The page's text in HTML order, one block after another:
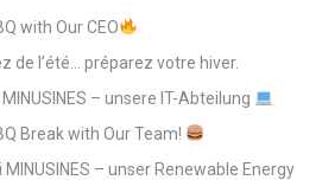
with Our CEO
de l’été… préparez votre hiver.
– unsere IT-Abteilung
Break with Our Team!
– unser Renewable Energy